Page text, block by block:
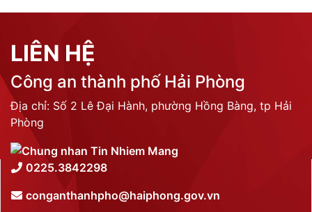
LIÊN HỆ
Công an thành phố Hải Phòng
Địa chỉ: Số 2 Lê Đại Hành, phường Hồng Bàng, tp Hải
Phòng
0225.3842298
conganthanhpho@haiphong.gov.vn